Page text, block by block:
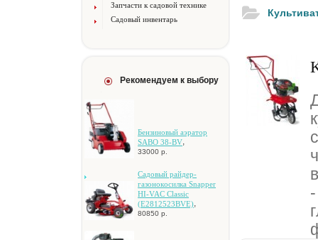
Запчасти к садовой технике
Садовый инвентарь
Рекомендуем к выбору
Бензиновый аэратор
SABO 38-BV,
33000 р.
Caдoвый paйдep-
гaзoнoкocилкa Snapper
HI-VAC Classic
(E2812523BVE),
80850 р.